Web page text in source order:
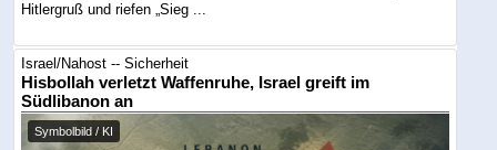
Hitlergruß und riefen „Sieg ...
Israel/Nahost -- Sicherheit
Hisbollah verletzt Waffenruhe, Israel greift im
Südlibanon an
Symbolbild / KI